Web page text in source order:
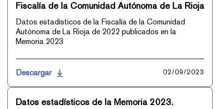
Fiscalía de la Comunidad Autónoma de La Rioja
Datos estadísticos de la Fiscalía de la Comunidad
Autónoma de La Rioja de 2022 publicados en la
Memoria 2023
Descargar 02/09/2023
Datos estadísticos de la Memoria 2023.